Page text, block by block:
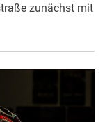
zunächst mit